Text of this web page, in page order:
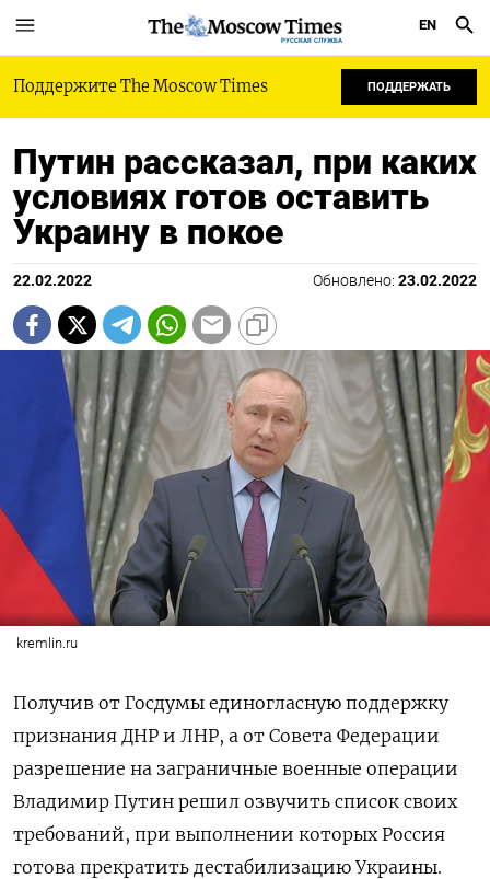
РУССКАЯ СЛУЖБА
EN
Поддержите The Moscow Times ПОДДЕРЖАТЬ
Путин рассказал, при каких
условиях готов оставить
Украину в покое
22.02.2022 Обновлено: 23.02.2022
kremlin.ru
Получив от Госдумы единогласную поддержку
признания ДНР и ЛНР, а от Совета Федерации
разрешение на заграничные военные операции
Владимир Путин решил озвучить список своих
требований, при выполнении которых Россия
готова прекратить дестабилизацию Украины.